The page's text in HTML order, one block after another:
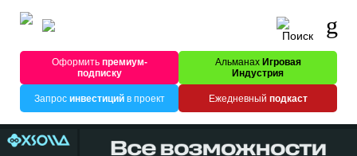
Оформитьпремиум-
подписку
Альманах Игровая
Индустрия
Запрос инвестицийв проект Ежедневный подкаст